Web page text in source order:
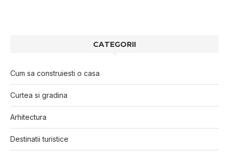
CATEGORII
Cum sa construiesti o casa
Curtea si gradina
Arhitectura
Destinatii turistice